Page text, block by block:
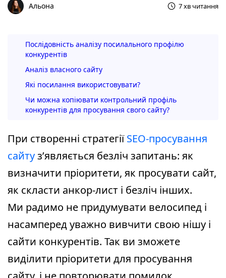
Альона 7 хв читання
Послідовність аналізу посилального профілю
конкурентів
Аналіз власного сайту
Які посилання використовувати?
Чи можна копіювати контрольний профіль
конкурентів для просування свого сайту?
При створенні стратегіїSEO-просування
сайтуз’являється безліч запитань: як
визначити пріоритети, як просувати сайт,
як скласти анкор-лист і безліч інших.
Ми радимо не придумувати велосипед і
насамперед уважно вивчити свою нішу і
сайти конкурентів. Так ви зможете
виділити пріоритети для просування